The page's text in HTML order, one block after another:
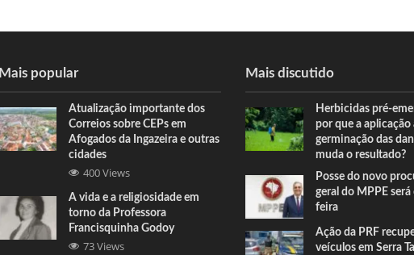
Mais popular
Atualização importante dos
Correios sobre CEPs em
Afogados da Ingazeira e outras
cidades
400 Views
A vida e a religiosidade em
torno da Professora
Francisquinha Godoy
73 Views
Mais discutido
Herbicidas pré-
por que a aplicação
germinação das
muda o resultado?
Posse do novo
geral do MPPE
feira
Ação da PRF
veículos em Serra